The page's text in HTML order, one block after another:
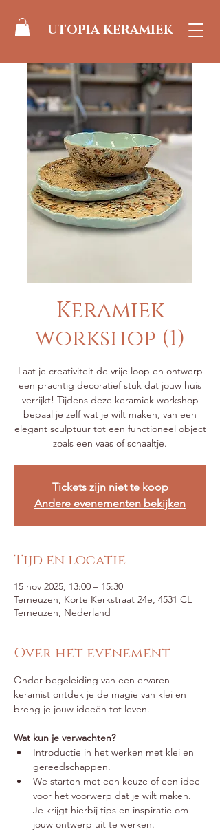
UTOPIA KERAMIEK
Keramiek
workshop (1)
Laat je creativiteit de vrije loop en ontwerp
een prachtig decoratief stuk dat jouw huis
verrijkt! Tijdens deze keramiek workshop
bepaal je zelf wat je wilt maken, van een
elegant sculptuur tot een functioneel object
zoals een vaas of schaaltje.
Tickets zijn niet te koop
Andere evenementen bekijken
Tijd en locatie
15 nov 2025, 13:00 – 15:30
Terneuzen, Korte Kerkstraat 24e, 4531 CL
Terneuzen, Nederland
Over het evenement
Onder begeleiding van een ervaren
keramist ontdek je de magie van klei en
breng je jouw ideeën tot leven.
Wat kun je verwachten?
Introductie in het werken met klei en
gereedschappen.
We starten met een keuze of een idee
voor het voorwerp dat je wilt maken.
Je krijgt hierbij tips en inspiratie om
jouw ontwerp uit te werken.